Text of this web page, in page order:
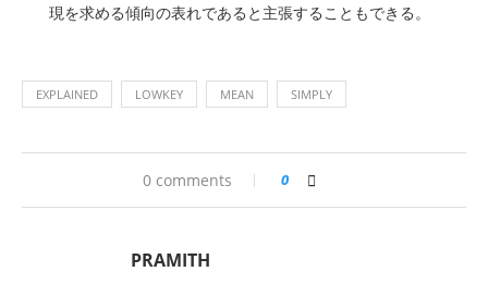
現を求める傾向の表れであると主張することもできる。
EXPLAINED LOWKEY MEAN SIMPLY
0 comments 0
PRAMITH